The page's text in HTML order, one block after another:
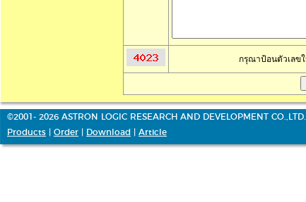
กรุณาป้อนตัวเลข
©2001- 2026 ASTRON LOGIC RESEARCH AND DEVELOPMENT CO.,LTD.
Products Order Download Article